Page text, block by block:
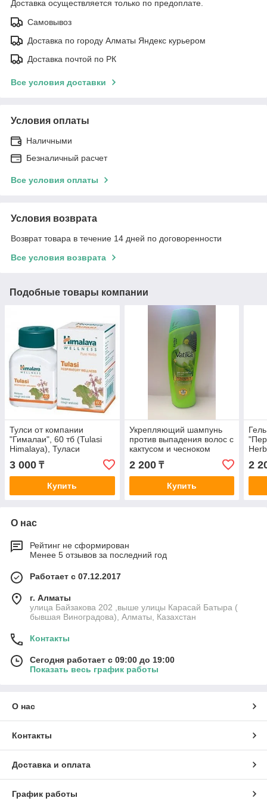
Доставка осуществляется только по предоплате.
Самовывоз
Доставка по городу Алматы Яндекс курьером
Доставка почтой по РК
Все условия доставки
Условия оплаты
Наличными
Безналичный расчет
Все условия оплаты
Условия возврата
Возврат товара в течение 14 дней по договоренности
Все условия возврата
Подобные товары компании
Тулси от компании
"Гималаи", 60 тб (Tulasi
Himalaya), Туласи
3 000 ₸
Купить
Укрепляющий шампунь
против выпадения волос с
кактусом и чесноком
(Shampoo Vatika Dabur)
2 200₸
Купить
2
О нас
Рейтинг не сформирован
Менее 5 отзывов за последний год
Работает с 07.12.2017
г. Алматы
улица Байзакова 202 ,выше улицы Карасай Батыра (
бывшая Виноградова), Алматы, Казахстан
Контакты
Сегодня работает с 09:00 до 19:00
Показать весь график работы
О нас
Контакты
Доставка и оплата
График работы